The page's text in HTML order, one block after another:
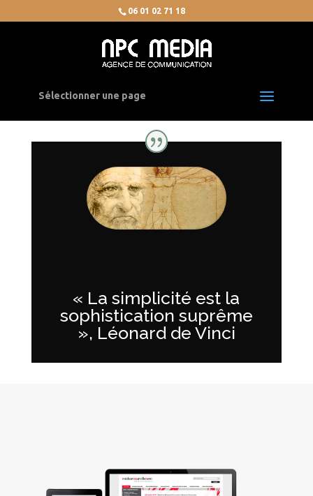
06 01 02 71 18
Sélectionner une page
« La simplicité est la
sophistication suprême
», Léonard de Vinci